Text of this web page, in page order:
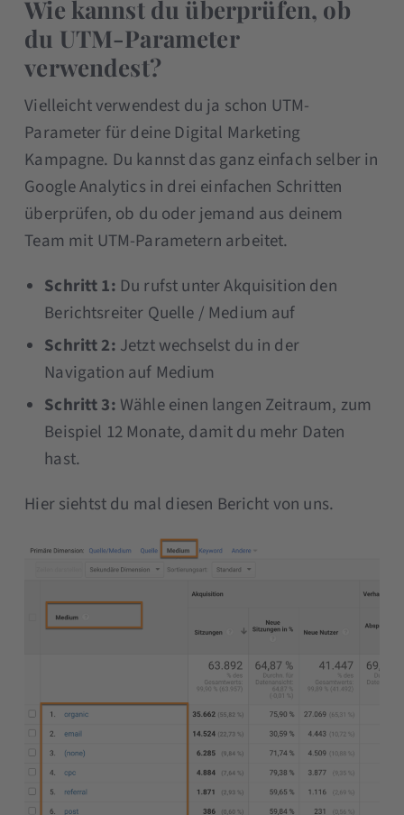
Wie kannst du überprüfen, ob
du UTM-Parameter
verwendest?
Vielleicht verwendest du ja schon UTM-
Parameter für deine Digital Marketing
Kampagne. Du kannst das ganz einfach selber in
Google Analytics in drei einfachen Schritten
überprüfen, ob du oder jemand aus deinem
Team mit UTM-Parametern arbeitet.
Schritt 1: Du rufst unter Akquisition den
Berichtsreiter Quelle / Medium auf
Schritt 2: Jetzt wechselst du in der
Navigation auf Medium
Schritt 3:Wähle einen langen Zeitraum, zum
Beispiel 12 Monate, damit du mehr Daten
hast.
Hier siehtst du mal diesen Bericht von uns.